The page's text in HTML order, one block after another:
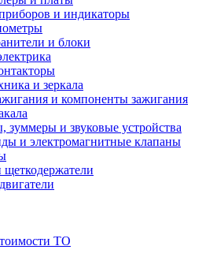
и индикаторы
и блоки
и зеркала
и компоненты зажигания
зуммеры и звуковые устройства
и электромагнитные клапаны
ТО